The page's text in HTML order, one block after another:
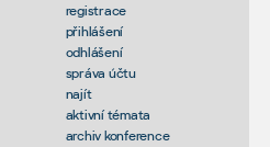
registrace
přihlášení
odhlášení
správa účtu
najít
aktivní témata
archiv konference